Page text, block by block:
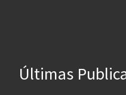
Últimas